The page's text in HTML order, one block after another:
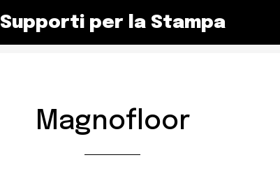
Supporti per la Stampa
Magnofloor